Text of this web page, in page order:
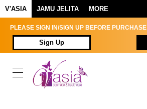
V'ASIA JAMU JELITA MORE
PLEASE SIGN IN/SIGN UP BEFORE PURCHASE
Sign Up